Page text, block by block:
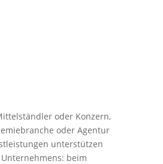
oder Konzern,
oder Agentur
unterstützen
beim